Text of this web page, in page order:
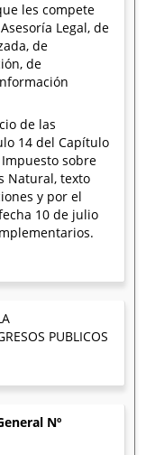
les compete
Legal, de
de
de
de las
14 del Capítulo
Impuesto sobre
Natural, texto
y por el
10 de julio
PUBLICOS
Nº